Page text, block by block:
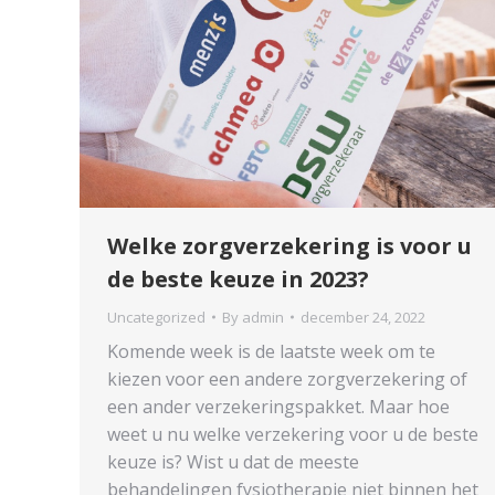
Welke zorgverzekering is voor u
de beste keuze in 2023?
Uncategorized By admin december 24, 2022
Komende week is de laatste week om te
kiezen voor een andere zorgverzekering of
een ander verzekeringspakket. Maar hoe
weet u nu welke verzekering voor u de beste
keuze is? Wist u dat de meeste
behandelingen fysiotherapie niet binnen het